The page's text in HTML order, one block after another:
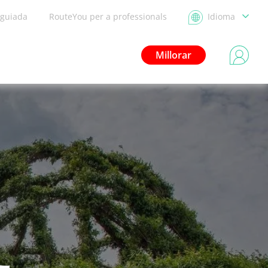
RouteYou per a professionals Idioma
Millorar